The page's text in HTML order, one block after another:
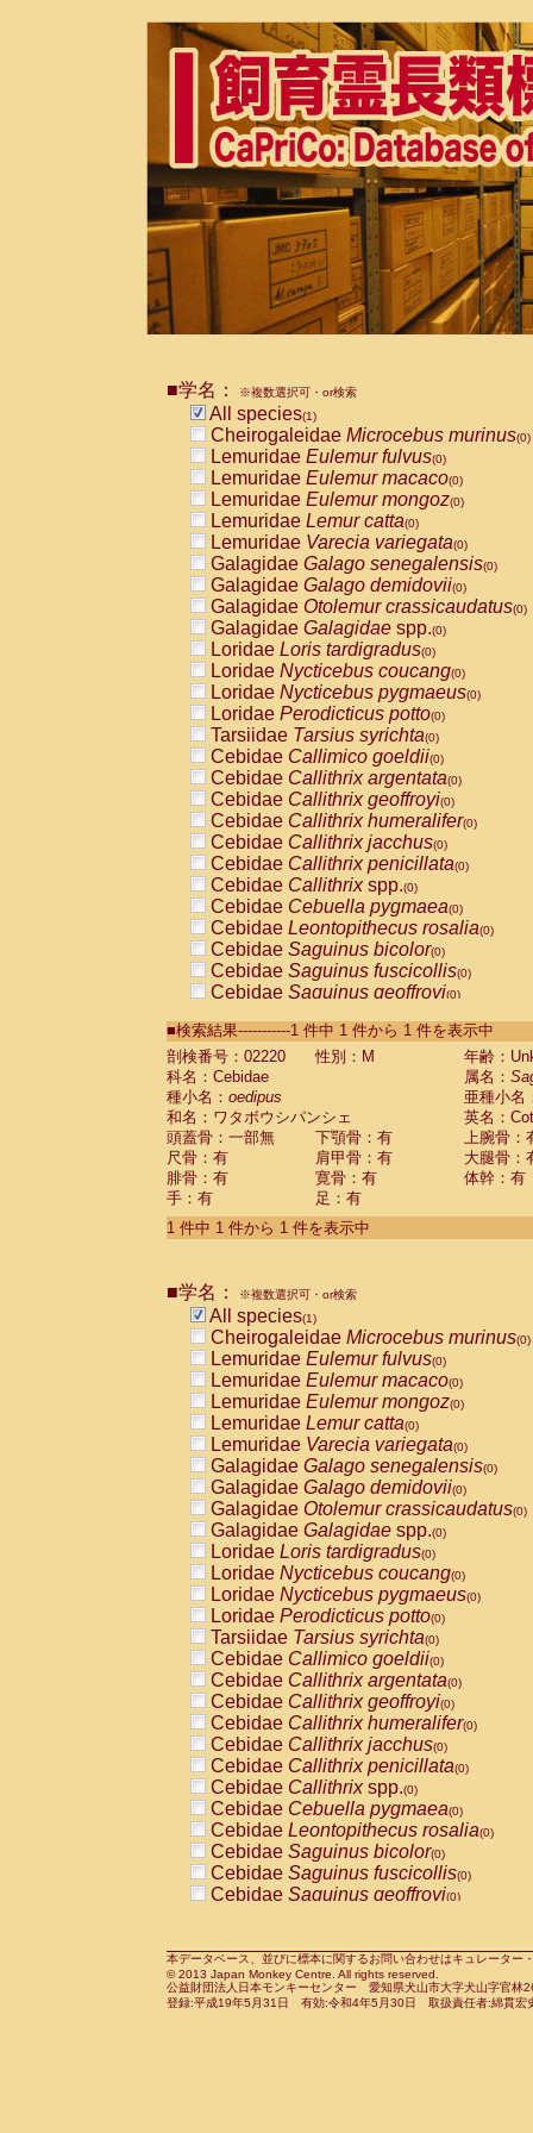
■学名： ※複数選択可・or検索
All species(1)
Cheirogaleidae Microcebus murinus(0)
Lemuridae Eulemur fulvus(0)
Lemuridae Eulemur macaco(0)
Lemuridae Eulemur mongoz(0)
Lemuridae Lemur catta(0)
Lemuridae Varecia variegata(0)
Galagidae Galago senegalensis(0)
Galagidae Galago demidovii(0)
Galagidae Otolemur crassicaudatus(0)
Galagidae Galagidae spp.(0)
Loridae Loris tardigradus(0)
Loridae Nycticebus coucang(0)
Loridae Nycticebus pygmaeus(0)
Loridae Perodicticus potto(0)
Tarsiidae Tarsius syrichta(0)
Cebidae Callimico goeldii(0)
Cebidae Callithrix argentata(0)
Cebidae Callithrix geoffroyi(0)
Cebidae Callithrix humeralifer(0)
Cebidae Callithrix jacchus(0)
Cebidae Callithrix penicillata(0)
Cebidae Callithrixspp.(0)
Cebidae Cebuella pygmaea(0)
Cebidae Leontopithecus rosalia(0)
Cebidae Saguinus bicolor(0)
Cebidae Saguinus fuscicollis(0)
Cebidae Saguinus geoffroyi(0)
CebidaeSaguinus labiatus(0)
Cebidae Saguinus leucopus (0)
Cebidae
Cebidae
CebidaeSaguinus nigricollis (0)
Cebidae Saguinus oedipus
Cebidae Saguinus weddelli
Cebidae Saguinusspp.
Cebidae Aotus trivirgatus
Cebidae Cebus albifrons
CebidaeCebus nigrivittatus
CebidaeCebus
CebidaeSaimiri boliviensis(0)
CebidaeSaimiri sciureus(0)
AtelidaeAlouatta caraya(0)
AtelidaeAlouatta fusca(0)
AtelidaeAlouatta seniculus
AtelidaeAlouattaspp.(0)
AtelidaeAteles belzebuth(0)
AtelidaeAteles geoffroyi(0)
AtelidaeAteles paniscus(0)
AtelidaeAtelesspp.(0)
Atelidae Lagothrix lagothricha
AtelidaeLagothrix lagothricha cana
PitheciidaeCacajao calvus
PitheciidaeCallicebus cupreus
PitheciidaeCallicebus donacophilus
PitheciidaeCallicebus moloch
PitheciidaeCallicebus torquatus
PitheciidaeCallicebusspp.(0)
PitheciidaeChiropotes satanas(0)
PitheciidaePithecia monachus
PitheciidaePithecia pithecia(0)
CercopithecidaeCercocebus agilis
CercopithecidaeCercocebus
CercopithecidaeCercocebus
CercopithecidaeCercocebus
CercopithecidaeCercocebus
CercopithecidaeCercocebushybrid
CercopithecidaePapio anubis(0)
CercopithecidaePapio cynocephalus
CercopithecidaePapio hamadryas(0)
■検索結果-----------1 件中 1 件から 1 件を表示中
剖検番号：02220
性別：M
年齢：
科名：Cebidae
属名：
種小名： oedipus
亜種小名
和名：ワタボウシパンシェ
英名：
頭蓋骨：一部無
下顎骨：有
上腕骨：
尺骨：有
肩甲骨：有
大腿骨：
腓骨：有
寛骨：有
体幹：有
手：有
足：有
1 件中 1 件から 1 件を表示中
■学名： ※複数選択可・or検索
All species(1)
Cheirogaleidae Microcebus murinus(0)
Lemuridae Eulemur fulvus(0)
Lemuridae Eulemur macaco(0)
Lemuridae Eulemur mongoz(0)
Lemuridae Lemur catta(0)
Lemuridae Varecia variegata(0)
Galagidae Galago senegalensis(0)
Galagidae Galago demidovii(0)
Galagidae Otolemur crassicaudatus(0)
Galagidae Galagidae spp.(0)
Loridae Loris tardigradus(0)
Loridae Nycticebus coucang(0)
Loridae Nycticebus pygmaeus(0)
Loridae Perodicticus potto(0)
Tarsiidae Tarsius syrichta(0)
Cebidae Callimico goeldii(0)
Cebidae Callithrix argentata(0)
Cebidae Callithrix geoffroyi(0)
Cebidae Callithrix humeralifer(0)
Cebidae Callithrix jacchus(0)
Cebidae Callithrix penicillata(0)
Cebidae Callithrixspp.(0)
Cebidae Cebuella pygmaea(0)
Cebidae Leontopithecus rosalia(0)
Cebidae Saguinus bicolor(0)
Cebidae Saguinus fuscicollis(0)
Cebidae Saguinus geoffroyi(0)
CebidaeSaguinus leucopus(0)
CebidaeSaguinus midas(0)
Cebidae Saguinus mystax(0)
本データベース、並びに標本に関するお問い合わせはキュレータ
© 2013 Japan Monkey Centre. All rights reserved.
公益財団法人日本モンキーセンター 愛知県犬山市大字犬山字官
登録:平成19年5月31日 有効:令和4年5月30日 取扱責任者:綿貫宏